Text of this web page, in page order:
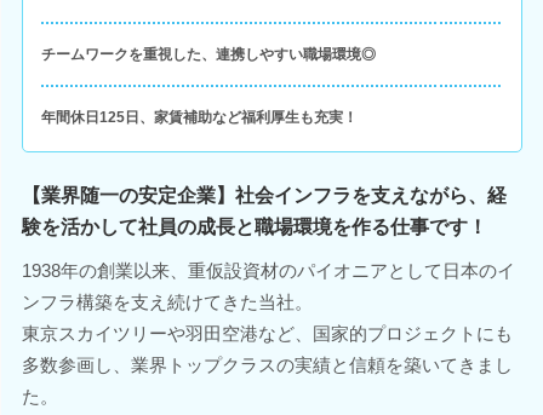
チームワークを重視した、連携しやすい職場環境◎
年間休日125日、家賃補助など福利厚生も充実！
【業界随一の安定企業】社会インフラを支えながら、経
験を活かして社員の成長と職場環境を作る仕事です！
1938年の創業以来、重仮設資材のパイオニアとして日本のイ
ンフラ構築を支え続けてきた当社。
東京スカイツリーや羽田空港など、国家的プロジェクトにも
多数参画し、業界トップクラスの実績と信頼を築いてきまし
た。